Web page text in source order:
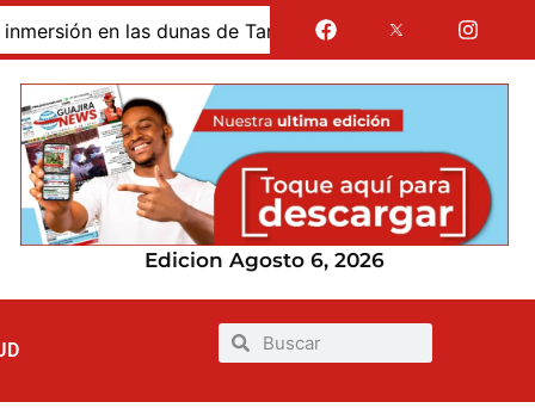
de Taroa; su cuerpo permanece en Riohacha a la
Edicion Agosto 6, 2026